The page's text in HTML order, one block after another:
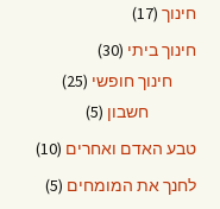
חינוך (17)
חינוך ביתי (30)
חינוך חופשי (25)
חשבון (5)
טבע האדם ואחרים (10)
לחנך את המומחים (5)